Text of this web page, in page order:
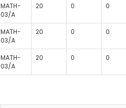
MATH-
03/A
20 0 0
MATH-
03/A
20 0 0
MATH-
03/A
20 0 0